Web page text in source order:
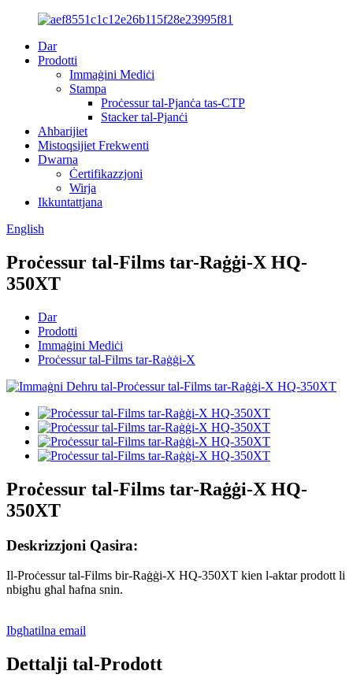
Dar
Prodotti
Immaġini Mediċi
Stampa
Proċessur tal-Pjanċa tas-CTP
Stacker tal-Pjanċi
Aħbarijiet
Mistoqsijiet Frekwenti
Dwarna
Ċertifikazzjoni
Wirja
Ikkuntattjana
English
Proċessur tal-Films tar-Raġġi-X HQ-
350XT
Dar
Prodotti
Immaġini Mediċi
Proċessur tal-Films tar-Raġġi-X
Proċessur tal-Films tar-Raġġi-X HQ-
350XT
Deskrizzjoni Qasira:
Il-Proċessur tal-Films bir-Raġġi-X HQ-350XT kien l-aktar prodott li
nbigħu għal ħafna snin.
Ibgħatilna email
Dettalji tal-Prodott